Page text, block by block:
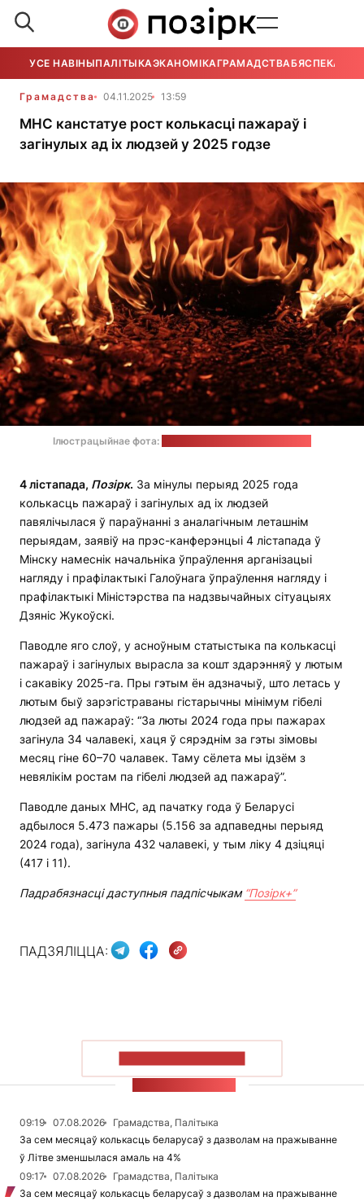
УСЕ НАВІНЫПАЛІТЫКАЭКАНОМІКАГРАМАДСТВАБЯСПЕКА
Грамадства 04.11.2025 13:59
МНС канстатуе рост колькасці пажараў і
загінулых ад іх людзей у 2025 годзе
Ілюстрацыйнае фота:
4 лістапада, Позірк. За мінулы перыяд 2025 года
колькасць пажараў і загінулых ад іх людзей
павялічылася ў параўнанні з аналагічным леташнім
перыядам, заявіў на прэс-канферэнцыі 4 лістапада ў
Мінску намеснік начальніка ўпраўлення арганізацыі
нагляду і прафілактыкі Галоўнага ўпраўлення нагляду і
прафілактыкі Міністэрства па надзвычайных сітуацыях
Дзяніс Жукоўскі.
Паводле яго слоў, у асноўным статыстыка па колькасці
пажараў і загінулых вырасла за кошт здарэнняў у лютым
і сакавіку 2025-га. Пры гэтым ён адзначыў, што летась у
лютым быў зарэгістраваны гістарычны мінімум гібелі
людзей ад пажараў: “За люты 2024 года пры пажарах
загінула 34 чалавекі, хаця ў сярэднім за гэты зімовы
месяц гіне 60–70 чалавек. Таму сёлета мы ідзём з
невялікім ростам па гібелі людзей ад пажараў”.
Паводле даных МНС, ад пачатку года ў Беларусі
адбылося 5.473 пажары (5.156 за адпаведны перыяд
2024 года), загінула 432 чалавекі, у тым ліку 4 дзіцяці
(417 і 11).
Падрабязнасці даступныя падпісчыкам “Позірк+”
ПАДЗЯЛІЦЦА:
09:19 07.08.2026
Грамадства, Палітыка
За сем месяцаў колькасць беларусаў з дазволам на пражыванне
ў Літве зменшылася амаль на 4%
09:17
07.08.2026
Грамадства, Палітыка
За сем месяцаў колькасць беларусаў з дазволам на пражыванне